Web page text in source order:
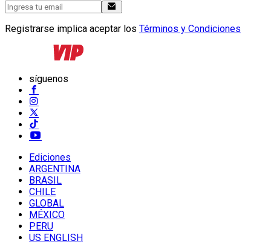
Registrarse implica aceptar los Términos y Condiciones
síguenos
Ediciones
ARGENTINA
BRASIL
CHILE
GLOBAL
MÉXICO
PERU
US ENGLISH